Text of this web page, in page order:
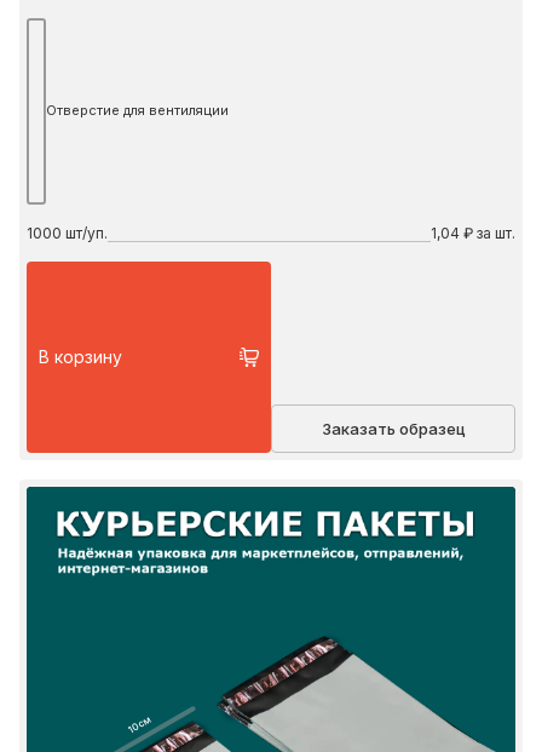
Отверстие для вентиляции
1000 шт/уп. 1,04 ₽ за шт.
В корзину
Заказать образец
10 см